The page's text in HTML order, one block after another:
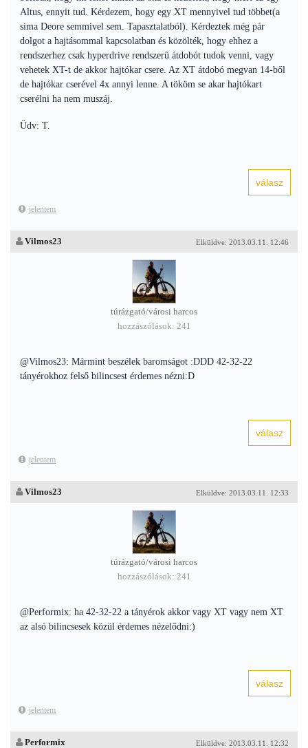
Altus, ennyit tud. Kérdezem, hogy egy XT mennyivel tud többet(a
sima Deore semmivel sem. Tapasztalatból). Kérdeztek még pár
dolgot a hajtásommal kapcsolatban és közölték, hogy ehhez a
rendszerhez csak hyperdrive rendszerű átdobót tudok venni, vagy
vehetek XT-t de akkor hajtókar csere. Az XT átdobó megvan 14-ből
de hajtókar cserével 4x annyi lenne. A tököm se akar hajtókart
cserélni ha nem muszáj.
Üdv: T.
jelentem
Elküldve: 2013.03.11. 12:46
Vilmos23
túrázgató/városi harcos
hozzászólások: 241
@Vilmos23: Mármint beszélek baromságot :DDD 42-32-22
tányérokhoz felső bilincsest érdemes nézni:D
jelentem
Elküldve: 2013.03.11. 12:33
Vilmos23
túrázgató/városi harcos
hozzászólások: 241
@Performix: ha 42-32-22 a tányérok akkor vagy XT vagy nem XT
az alsó bilincsesek közül érdemes nézelődni:)
jelentem
Elküldve: 2013.03.11. 12:32
Performix